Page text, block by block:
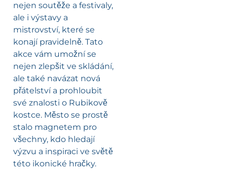
nejen soutěže a festivaly,
ale i výstavy a
mistrovství, které se
konají pravidelně. Tato
akce vám umožní se
nejen zlepšit ve skládání,
ale také navázat nová
přátelství a prohloubit
své znalosti o Rubikově
kostce. Město se prostě
stalo magnetem pro
všechny, kdo hledají
výzvu a inspiraci ve světě
této ikonické hračky.